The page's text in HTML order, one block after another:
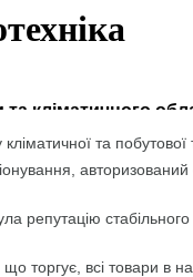
та кліматичного
та
репутацію
що торгує, всі товари